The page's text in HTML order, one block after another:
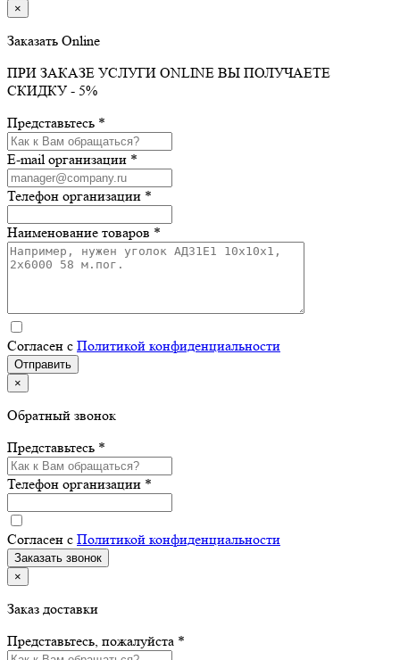
×
Заказать Online
ПРИ ЗАКАЗЕ УСЛУГИ ONLINE ВЫ ПОЛУЧАЕТЕ
СКИДКУ - 5%
Представьтесь *
E-mail организации *
Телефон организации *
Наименование товаров *
Согласен с Политикой конфиденциальности
×
Обратный звонок
Представьтесь *
Телефон организации *
Согласен с Политикой конфиденциальности
×
Заказ доставки
Представьтесь, пожалуйста *